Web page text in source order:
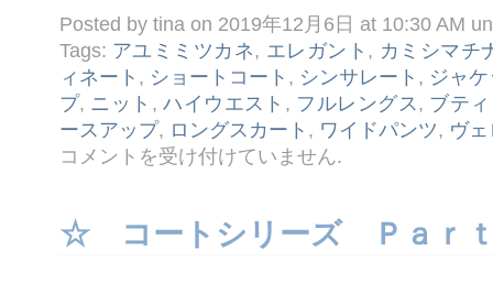
Posted by tina on 2019年12月6日 at 10:30 AM
Tags: アユミミツカネ, エレガント , カミシマチ
ィネート , ショートコート , シンサレート , ジャ
プ, ニット ,ハイウエスト , フルレングス , ブテ
ースアップ, ロングスカート , ワイドパンツ, ヴ
☆
１
ー
デ
コメントを受け付けていません.
☆ コートシリーズ Ｐａｒ